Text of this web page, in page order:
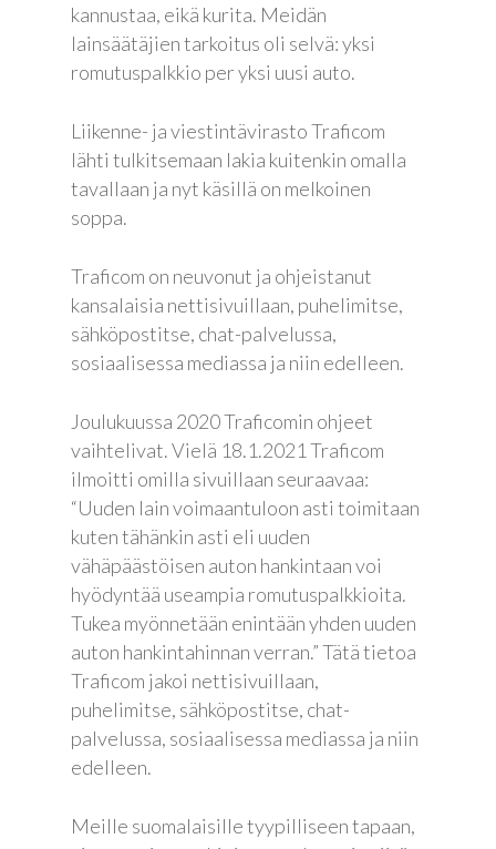
kannustaa, eikä kurita. Meidän
lainsäätäjien tarkoitus oli selvä: yksi
romutuspalkkio per yksi uusi auto.
Liikenne- ja viestintävirasto Traficom
lähti tulkitsemaan lakia kuitenkin omalla
tavallaan ja nyt käsillä on melkoinen
soppa.
Traficom on neuvonut ja ohjeistanut
kansalaisia nettisivuillaan, puhelimitse,
sähköpostitse, chat-palvelussa,
sosiaalisessa mediassa ja niin edelleen.
Joulukuussa 2020 Traficomin ohjeet
vaihtelivat. Vielä 18.1.2021 Traficom
ilmoitti omilla sivuillaan seuraavaa:
“Uuden lain voimaantuloon asti toimitaan
kuten tähänkin asti eli uuden
vähäpäästöisen auton hankintaan voi
hyödyntää useampia romutuspalkkioita.
Tukea myönnetään enintään yhden uuden
auton hankintahinnan verran.” Tätä tietoa
Traficom jakoi nettisivuillaan,
puhelimitse, sähköpostitse, chat-
palvelussa, sosiaalisessa mediassa ja niin
edelleen.
Meille suomalaisille tyypilliseen tapaan,